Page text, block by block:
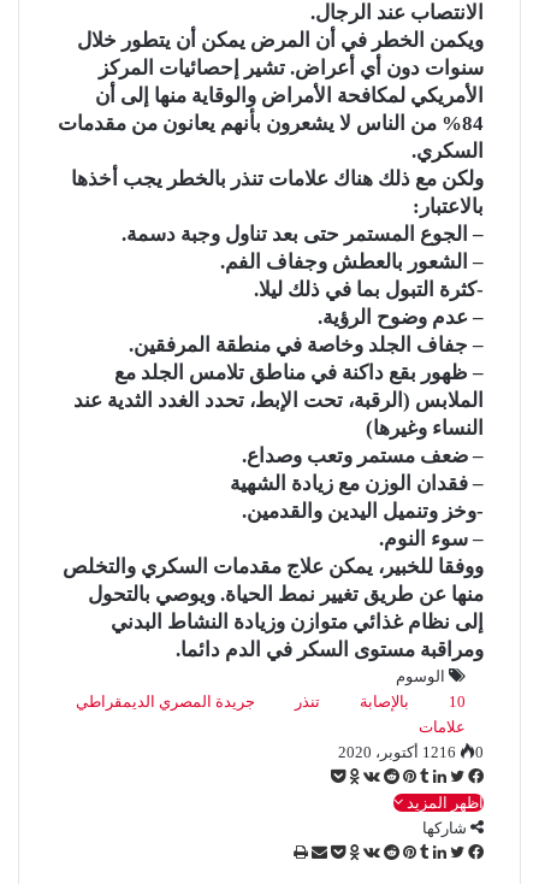
الانتصاب عند الرجال.
ويكمن الخطر في أن المرض يمكن أن يتطور خلال
سنوات دون أي أعراض. تشير إحصائيات المركز
الأمريكي لمكافحة الأمراض والوقاية منها إلى أن
84% من الناس لا يشعرون بأنهم يعانون من مقدمات
السكري.
ولكن مع ذلك هناك علامات تنذر بالخطر يجب أخذها
بالاعتبار:
– الجوع المستمر حتى بعد تناول وجبة دسمة.
– الشعور بالعطش وجفاف الفم.
-كثرة التبول بما في ذلك ليلا.
– عدم وضوح الرؤية.
– جفاف الجلد وخاصة في منطقة المرفقين.
– ظهور بقع داكنة في مناطق تلامس الجلد مع
الملابس (الرقبة، تحت الإبط، تحدد الغدد الثدية عند
النساء وغيرها)
– ضعف مستمر وتعب وصداع.
– فقدان الوزن مع زيادة الشهية
-وخز وتنميل اليدين والقدمين.
– سوء النوم.
ووفقا للخبير، يمكن علاج مقدمات السكري والتخلص
منها عن طريق تغيير نمط الحياة. ويوصي بالتحول
إلى نظام غذائي متوازن وزيادة النشاط البدني
ومراقبة مستوى السكر في الدم دائما.
الوسوم
10
بالإصابة تنذر
جريدة المصري الديمقراطي
علامات
12 أكتوبر، 2020
0
ف
ي
س
ب
ت
و
ي
ت
ل
ي
ن
ك
T
m
ب
ي
ت
d
o
O
o ي
اظهر المزيد
شاركها
ف ت
ل
ب
O ب
م